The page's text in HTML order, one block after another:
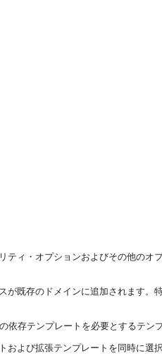
ィ・オプションおよびその他の
既存のドメインに追加されます
存テンプレートを必要とするテン
よび拡張テンプレートを同時に選